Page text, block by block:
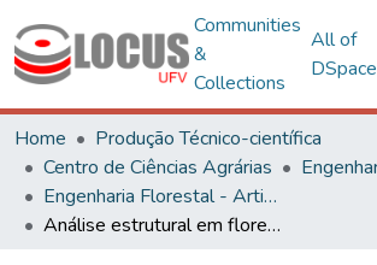
Communities
&
Collections
All of
DSpace
Home
Produção Técnico-científica
Centro de Ciências Agrárias
Engenharia Florestal - Artigos
Análise estrutural em floresta ombrófila densa de terra firme não explorada, Amazônia Oriental